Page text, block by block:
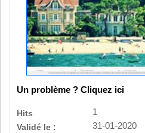
Un problème ? Cliquez ici
Hits
1
Validé le :
31-01-2020